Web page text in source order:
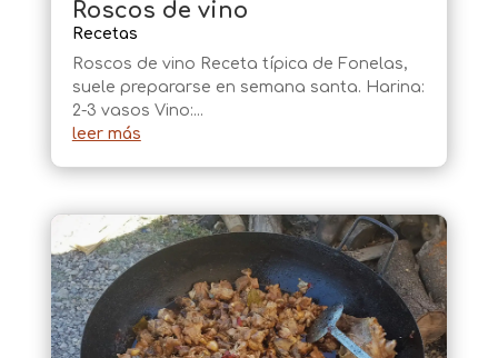
Roscos de vino
Recetas
Roscos de vino Receta típica de Fonelas,
suele prepararse en semana santa. Harina:
2-3 vasos Vino:...
leer más